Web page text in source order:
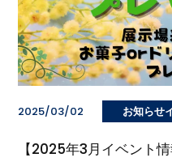
2025/03/02 お知らせ
【2025年3月イベント